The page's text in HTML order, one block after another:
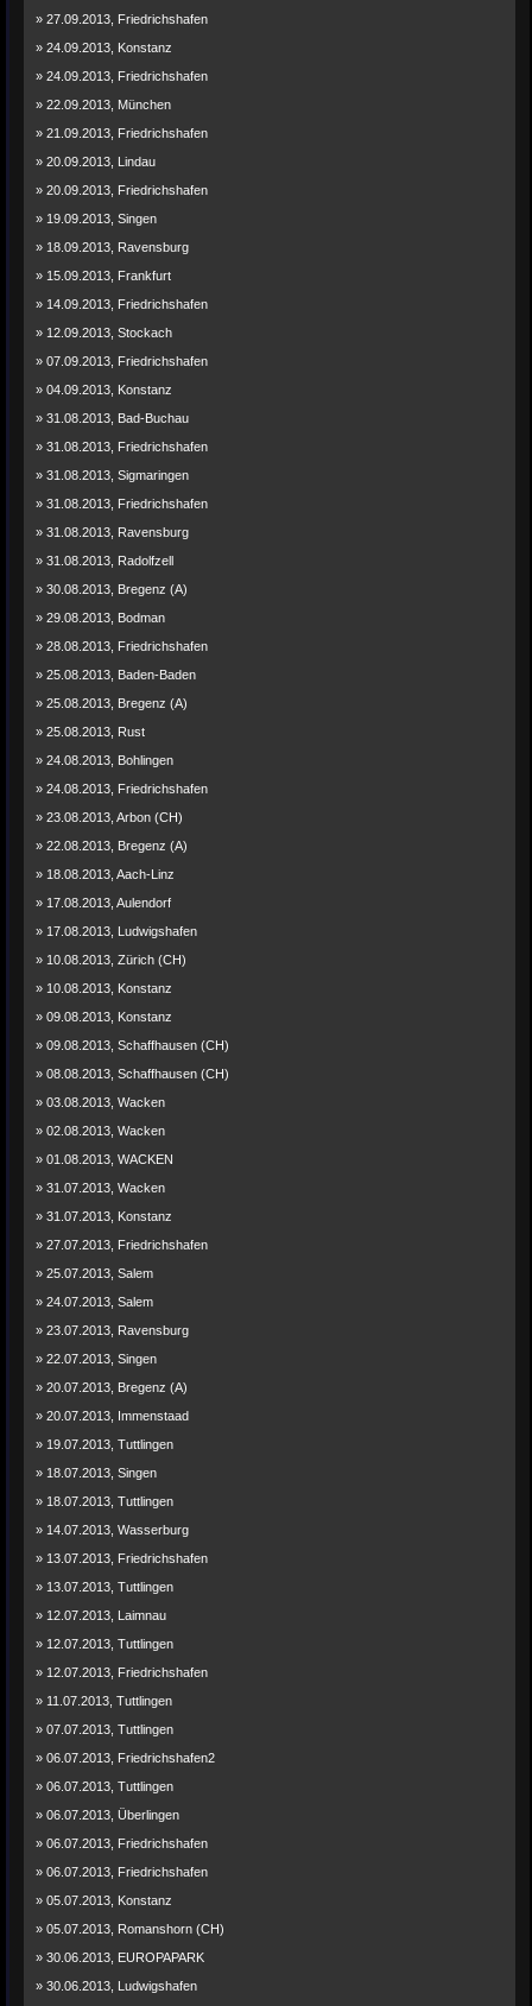
» 27.09.2013, Friedrichshafen
» 24.09.2013, Konstanz
» 24.09.2013, Friedrichshafen
» 22.09.2013, München
» 21.09.2013, Friedrichshafen
» 20.09.2013, Lindau
» 20.09.2013, Friedrichshafen
» 19.09.2013, Singen
» 18.09.2013, Ravensburg
» 15.09.2013, Frankfurt
» 14.09.2013, Friedrichshafen
» 12.09.2013, Stockach
» 07.09.2013, Friedrichshafen
» 04.09.2013, Konstanz
» 31.08.2013, Bad-Buchau
» 31.08.2013, Friedrichshafen
» 31.08.2013, Sigmaringen
» 31.08.2013, Friedrichshafen
» 31.08.2013, Ravensburg
» 31.08.2013, Radolfzell
» 30.08.2013, Bregenz (A)
» 29.08.2013, Bodman
» 28.08.2013, Friedrichshafen
» 25.08.2013, Baden-Baden
» 25.08.2013, Bregenz (A)
» 25.08.2013, Rust
» 24.08.2013, Bohlingen
» 24.08.2013, Friedrichshafen
» 23.08.2013, Arbon (CH)
» 22.08.2013, Bregenz (A)
» 18.08.2013, Aach-Linz
» 17.08.2013, Aulendorf
» 17.08.2013, Ludwigshafen
» 10.08.2013, Zürich (CH)
» 10.08.2013, Konstanz
» 09.08.2013, Konstanz
» 09.08.2013, Schaffhausen (CH)
» 08.08.2013, Schaffhausen (CH)
» 03.08.2013, Wacken
» 02.08.2013, Wacken
» 01.08.2013, WACKEN
» 31.07.2013, Wacken
» 31.07.2013, Konstanz
» 27.07.2013, Friedrichshafen
» 25.07.2013, Salem
» 24.07.2013, Salem
» 23.07.2013, Ravensburg
» 22.07.2013, Singen
» 20.07.2013, Bregenz (A)
» 20.07.2013, Immenstaad
» 19.07.2013, Tuttlingen
» 18.07.2013, Singen
» 18.07.2013, Tuttlingen
» 14.07.2013, Wasserburg
» 13.07.2013, Friedrichshafen
» 13.07.2013, Tuttlingen
» 12.07.2013, Laimnau
» 12.07.2013, Tuttlingen
» 12.07.2013, Friedrichshafen
» 11.07.2013, Tuttlingen
» 07.07.2013, Tuttlingen
» 06.07.2013, Friedrichshafen2
» 06.07.2013, Tuttlingen
» 06.07.2013, Überlingen
» 06.07.2013, Friedrichshafen
» 06.07.2013, Friedrichshafen
» 05.07.2013, Konstanz
» 05.07.2013, Romanshorn (CH)
» 30.06.2013, EUROPAPARK
» 30.06.2013, Ludwigshafen